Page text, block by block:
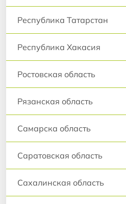
Республика Татарстан
Республика Хакасия
Ростовская область
Рязанская область
Самарска область
Саратовская область
Сахалинская область